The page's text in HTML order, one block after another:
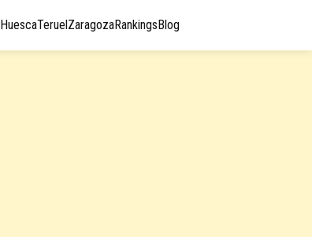
HuescaTeruelZaragozaRankingsBlog